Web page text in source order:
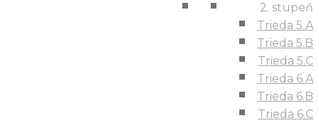
2. stupeň
Trieda 5.A
Trieda 5.B
Trieda 5.C
Trieda 6.A
Trieda 6.B
Trieda 6.C